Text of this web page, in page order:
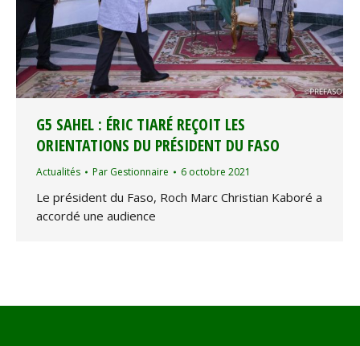
G5 SAHEL : ÉRIC TIARÉ REÇOIT LES
ORIENTATIONS DU PRÉSIDENT DU FASO
Actualités Par Gestionnaire 6 octobre 2021
Le président du Faso, Roch Marc Christian Kaboré a
accordé une audience